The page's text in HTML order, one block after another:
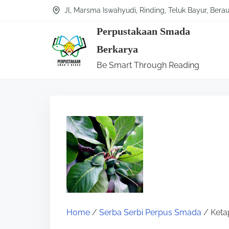
Jl, Marsma Iswahyudi, Rinding, Teluk Bayur,
Perpustakaan Smada
Berkarya
Be Smart Through Reading
Home / Serba Serbi Perpus Smada /